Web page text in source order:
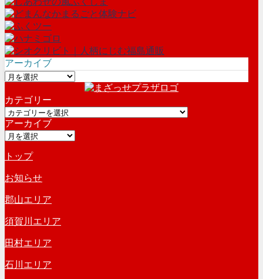
アーカイブ
ア
カ
イ
ブ
カテゴリー
カ
テ
ゴ
ー
アーカイブ
ア
カ
イ
ブ
トップ
お知らせ
郡山エリア
須賀川エリア
田村エリア
石川エリア